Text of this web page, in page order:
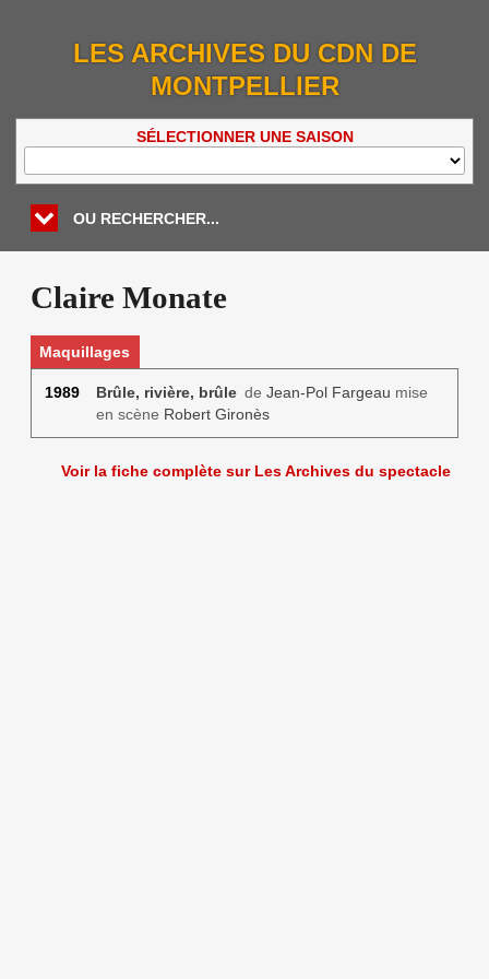
LES ARCHIVES DU CDN DE
MONTPELLIER
SÉLECTIONNER UNE SAISON
OU RECHERCHER...
Claire Monate
Maquillages
1989 Brûle, rivière, brûlede Jean-Pol Fargeau mise
en scène Robert Gironès
Voir la fiche complète sur Les Archives du spectacle